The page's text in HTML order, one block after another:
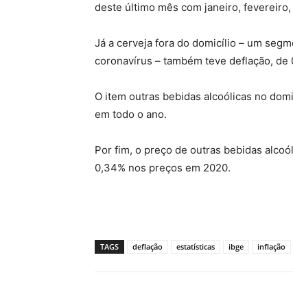
deste último mês com janeiro,
Já a cerveja fora do domicílio – um
coronavírus – também teve deflação, de
O item outras bebidas alcoólicas no
em todo o ano.
Por fim, o preço de outras bebidas
0,34% nos preços em 2020.
TAGS deflação estatísticas ibge inflação